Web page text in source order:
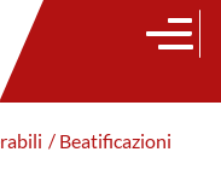
/ Beatificazioni